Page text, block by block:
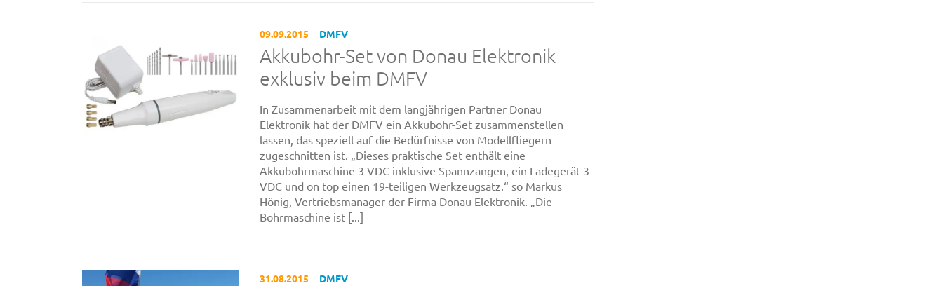
09.09.2015 DMFV
Akkubohr-Set von Donau Elektronik
exklusiv beim DMFV
In Zusammenarbeit mit dem langjährigen Partner Donau
Elektronik hat der DMFV ein Akkubohr-Set zusammenstellen
lassen, das speziell auf die Bedürfnisse von Modellfliegern
zugeschnitten ist. „Dieses praktische Set enthält eine
Akkubohrmaschine 3 VDC inklusive Spannzangen, ein Ladegerät 3
VDC und on top einen 19-teiligen Werkzeugsatz.“ so Markus
Hönig, Vertriebsmanager der Firma Donau Elektronik. „Die
Bohrmaschine ist [...]
31.08.2015 DMFV